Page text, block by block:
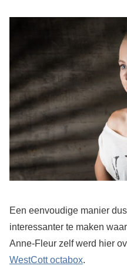
Een eenvoudige manier
interessanter te maken
Anne-Fleur zelf werd hier
WestCott octabox.